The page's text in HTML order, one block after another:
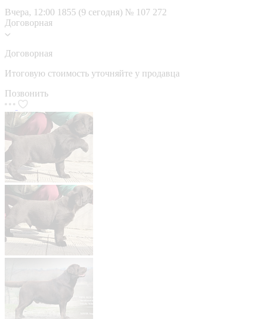
Вчера, 12:00 1855 (9 сегодня) № 107 272
Договорная
Договорная
Итоговую стоимость уточняйте у продавца
Позвонить